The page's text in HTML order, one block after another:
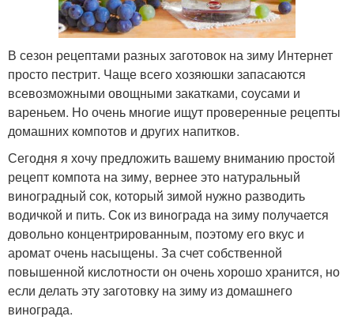
В сезон рецептами разных заготовок на зиму Интернет
просто пестрит. Чаще всего хозяюшки запасаются
всевозможными овощными закатками, соусами и
вареньем. Но очень многие ищут проверенные рецепты
домашних компотов и других напитков.
Сегодня я хочу предложить вашему вниманию простой
рецепт компота на зиму, вернее это натуральный
виноградный сок, который зимой нужно разводить
водичкой и пить. Сок из винограда на зиму получается
довольно концентрированным, поэтому его вкус и
аромат очень насыщены. За счет собственной
повышенной кислотности он очень хорошо хранится, но
если делать эту заготовку на зиму из домашнего
винограда.